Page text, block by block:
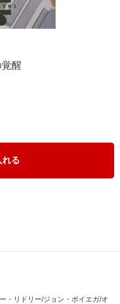
醒
れる
・リドリー/ジョン・ボイエガ/オ